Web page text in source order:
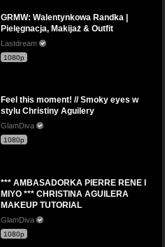
GRMW: Walentynkowa Randka |
Pielęgnacja, Makijaż & Outfit
Lastdream
1080p
Feel this moment! // Smoky eyes w
stylu Christiny Aguilery
GlamDiva
1080p
*** AMBASADORKA PIERRE RENE I
MIYO *** CHRISTINA AGUILERA
MAKEUP TUTORIAL
GlamDiva
1080p